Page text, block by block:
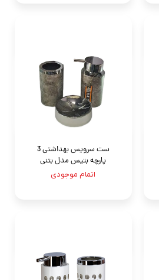
ست سرویس بهداشتی 3
پارچه بتيس مدل بتنی
اتمام موجودی